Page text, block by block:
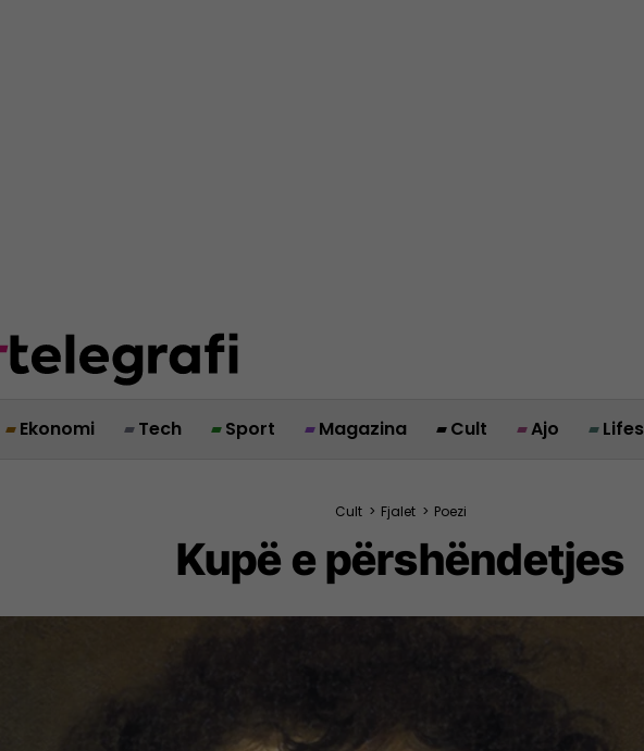
Ekonomi Tech Sport Magazina Cult Ajo
Cult > Fjalet > Poezi
Kupë e përshëndetjes